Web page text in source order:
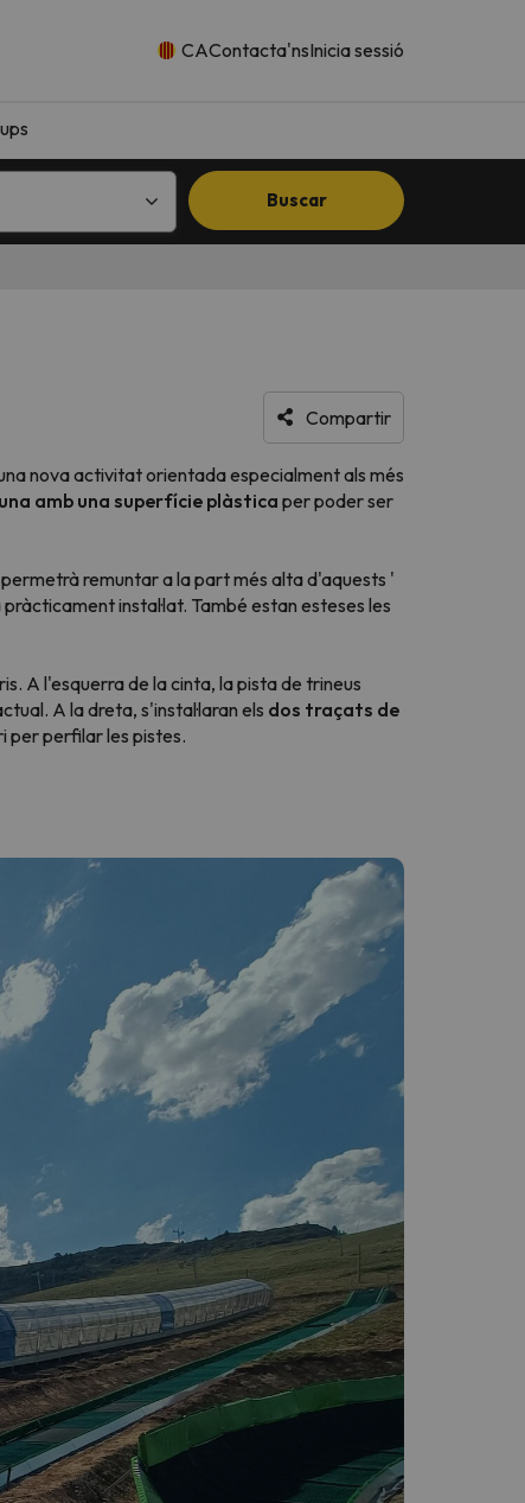
CAContacta'nsInicia sessió
Buscar
Compartir
nova activitat orientada especialment als més
amb una superfície plàstica per poder ser
permetrà remuntar a la part més alta d'aquests '
instal·lat. També estan esteses les
A l'esquerra de la cinta, la pista de trineus
A la dreta, s'instal·laran els dos traçats de
per perfilar les pistes.